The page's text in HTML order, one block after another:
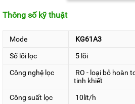
2. Tích hợp bộ lọc
nước tốt nhất
Kangaroo KG61A3được trang bị
- Lõi số 1: PP 5 micron
Thông số kỹ thuật
Mode KG61A3
Số lõi lọc 5 lõi
Công nghệ lọc
RO - loại bỏ hoàn
tinh khiết
Công suất lọc 10lít/h